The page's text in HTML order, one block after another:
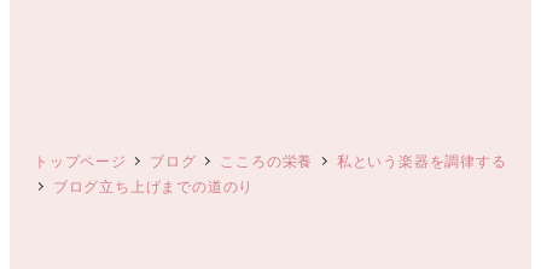
トップページ ブログ こころの栄養
私という楽器を調律する
ブログ立ち上げまでの道のり